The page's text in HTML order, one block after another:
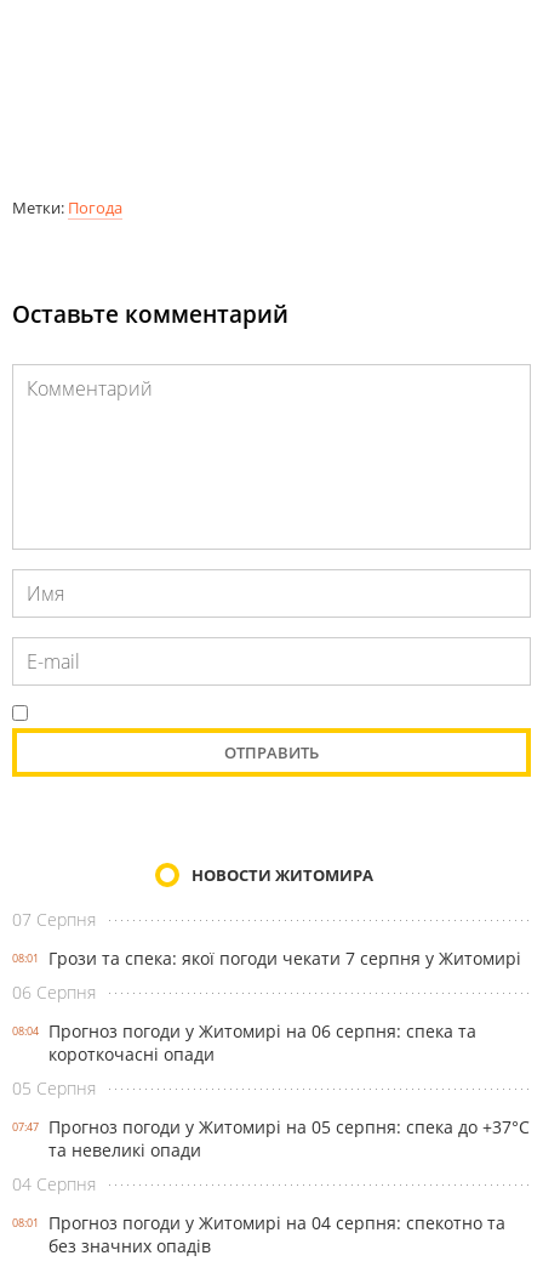
Метки: Погода
Оставьте комментарий
НОВОСТИ ЖИТОМИРА
07 Серпня
08:01
Грози та спека: якої погоди чекати 7 серпня у Житомирі
06 Серпня
08:04
Прогноз погоди у Житомирі на 06 серпня: спека та
короткочасні опади
05 Серпня
07:47
Прогноз погоди у Житомирі на 05 серпня: спека до +37°С
та невеликі опади
04 Серпня
08:01
Прогноз погоди у Житомирі на 04 серпня: спекотно та
без значних опадів